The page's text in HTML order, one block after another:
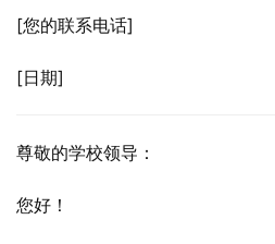
[您的联系电话]
[日期]
尊敬的学校领导：
您好！